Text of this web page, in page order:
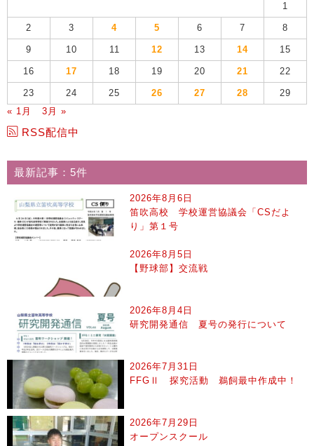
1
2 3 4 5 6 7 8
9 10 11 12 13 14 15
16 17 18 19 20 21 22
23 24 25 26 27 28
29
« 1月
3月 »
RSS配信中
最新記事：5件
2026年8月6日
笛吹高校 学校運営協議会「CSだよ
り」第１号
2026年8月5日
【野球部】交流戦
2026年8月4日
研究開発通信 夏号の発行について
2026年7月31日
FFGⅡ 探究活動 鵜飼最中作成中！
2026年7月29日
オープンスクール